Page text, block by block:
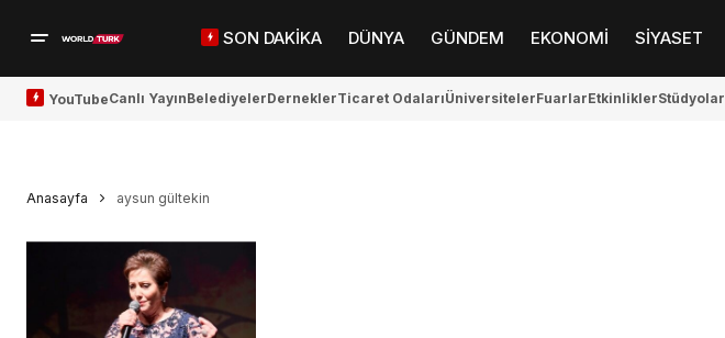
SON DAKİKA DÜNYA GÜNDEM EKONOMİ SİYASET
YouTubeCanlı YayınBelediyelerDerneklerTicaret OdalarıÜniversitelerFuarlarEtkinliklerStüdyolar
Anasayfa aysun gültekin